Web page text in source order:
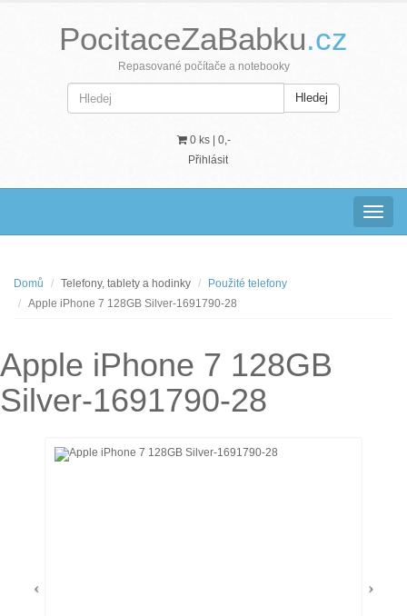
PocitaceZaBabku.cz
Repasované počítače a notebooky
Hledej
0 ks | 0,-
Přihlásit
Domů Telefony, tablety a hodinky
Použité telefony
Apple iPhone 7 128GB Silver-1691790-28
Apple iPhone 7 128GB
Silver-1691790-28